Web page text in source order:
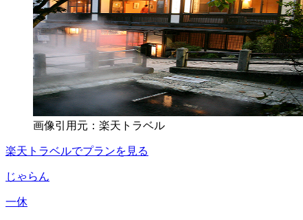
画像引用元：楽天トラベル
楽天トラベルでプランを見る
じゃらん
一休